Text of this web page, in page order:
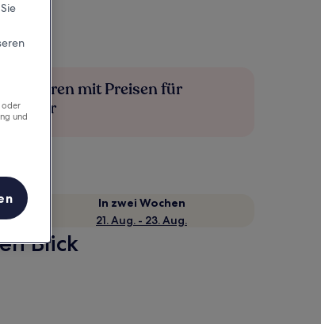
sparen mit Preisen für
In zwei Wochen
21. Aug. - 23. Aug.
Blick
oder
und